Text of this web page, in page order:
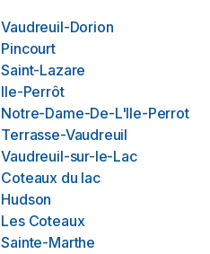
Vaudreuil-Dorion
Pincourt
Saint-Lazare
Ile-Perrôt
Notre-Dame-De-L'Ile-Perrot
Terrasse-Vaudreuil
Vaudreuil-sur-le-Lac
Coteaux du lac
Hudson
Les Coteaux
Sainte-Marthe